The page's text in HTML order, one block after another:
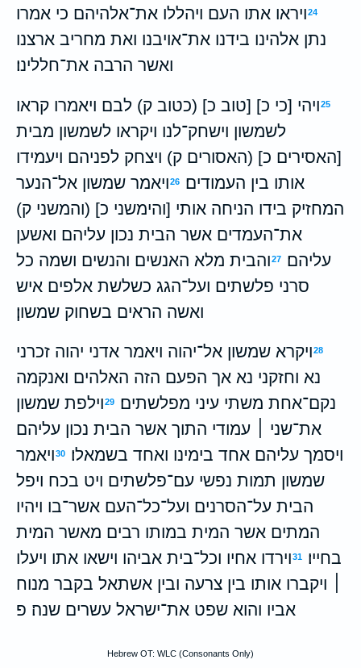
24ויראו אתו העם ויהללו את־אלהיהם כי אמרו
נתן אלהינו בידנו את־אויבנו ואת מחריב ארצנו
ואשר הרבה את־חללינו׃
25ויהי [כי כ] [טוב כ] (כטוב ק) לבם ויאמרו קראו
לשמשון וישחק־לנו ויקראו לשמשון מבית
[האסירים כ] (האסורים ק) ויצחק לפניהם ויעמידו
אותו בין העמודים׃
26ויאמר שמשון אל־הנער
המחזיק בידו הניחה אותי [והימשני כ] (והמשני ק)
את־העמדים אשר הבית נכון עליהם ואשען
עליהם׃
27והבית מלא האנשים והנשים ושמה כל
סרני פלשתים ועל־הגג כשלשת אלפים איש
ואשה הראים בשחוק שמשון׃
28ויקרא שמשון אל־יהוה ויאמר אדני יהוה זכרני
נא וחזקני נא אך הפעם הזה האלהים ואנקמה
נקם־אחת משתי עיני מפלשתים׃
29וילפת שמשון
את־שני ׀ עמודי התוך אשר הבית נכון עליהם
ויסמך עליהם אחד בימינו ואחד בשמאלו׃
30ויאמר
שמשון תמות נפשי עם־פלשתים ויט בכח ויפל
הבית על־הסרנים ועל־כל־העם אשר־בו ויהיו
המתים אשר המית במותו רבים מאשר המית
בחייו׃
31וירדו אחיו וכל־בית אביהו וישאו אתו ויעלו
׀ ויקברו אותו בין צרעה ובין אשתאל בקבר מנוח
אביו והוא שפט את־ישראל עשרים שנה׃ פ
Hebrew OT: WLC (Consonants Only)